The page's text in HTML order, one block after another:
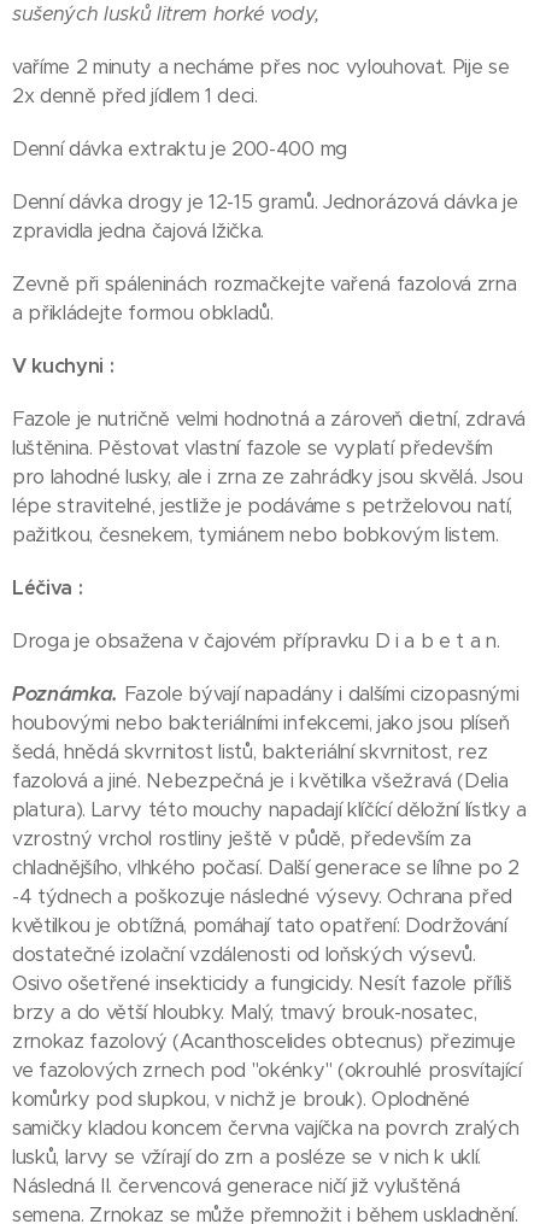
sušených lusků litrem horké vody,
vaříme 2 minuty a necháme přes noc vylouhovat. Pije se
2x denně před jídlem 1 deci.
Denní dávka extraktu je 200-400 mg
Denní dávka drogy je 12-15 gramů. Jednorázová dávka je
zpravidla jedna čajová lžička.
Zevně při spáleninách rozmačkejte vařená fazolová zrna
a přikládejte formou obkladů.
V kuchyni :
Fazole je nutričně velmi hodnotná a zároveň dietní, zdravá
luštěnina. Pěstovat vlastní fazole se vyplatí především
pro lahodné lusky, ale i zrna ze zahrádky jsou skvělá. Jsou
lépe stravitelné, jestliže je podáváme s petrželovou natí,
pažitkou, česnekem, tymiánem nebo bobkovým listem.
Léčiva :
Droga je obsažena v čajovém přípravku D i a b e t a n.
Poznámka. Fazole bývají napadány i dalšími cizopasnými
houbovými nebo bakteriálními infekcemi, jako jsou plíseň
šedá, hnědá skvrnitost listů, bakteriální skvrnitost, rez
fazolová a jiné. Nebezpečná je i květilka všežravá (Delia
platura). Larvy této mouchy napadají klíčící děložní lístky a
vzrostný vrchol rostliny ještě v půdě, především za
chladnějšího, vlhkého počasí. Další generace se líhne po 2
-4 týdnech a poškozuje následné výsevy. Ochrana před
květilkou je obtížná, pomáhají tato opatření: Dodržování
dostatečné izolační vzdálenosti od loňských výsevů.
Osivo ošetřené insekticidy a fungicidy. Nesít fazole příliš
brzy a do větší hloubky. Malý, tmavý brouk-nosatec,
zrnokaz fazolový (Acanthoscelides obtecnus) přezimuje
ve fazolových zrnech pod "okénky" (okrouhlé prosvítající
komůrky pod slupkou, v nichž je brouk). Oplodněné
samičky kladou koncem června vajíčka na povrch zralých
lusků, larvy se vžírají do zrn a posléze se v nich k uklí.
Následná II. červencová generace ničí již vyluštěná
semena. Zrnokaz se může přemnožit i během uskladnění.